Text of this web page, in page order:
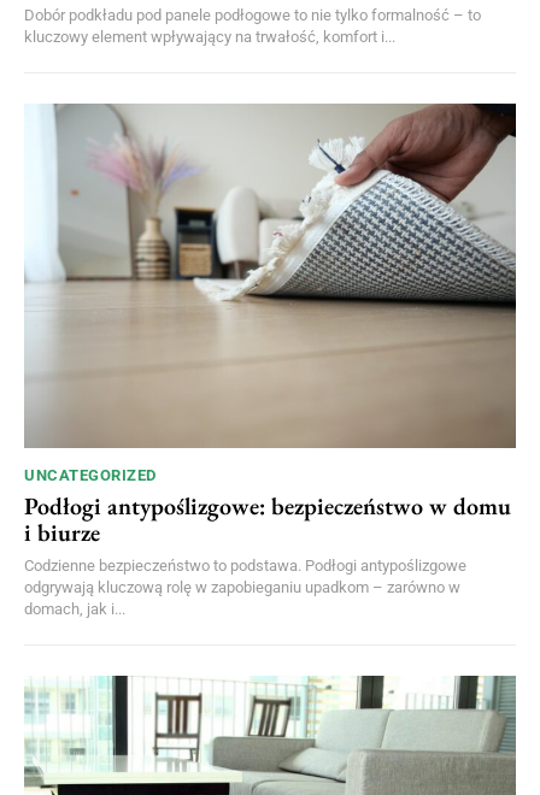
Dobór podkładu pod panele podłogowe to nie tylko formalność – to
kluczowy element wpływający na trwałość, komfort i...
UNCATEGORIZED
Podłogi antypoślizgowe: bezpieczeństwo w domu
i biurze
Codzienne bezpieczeństwo to podstawa. Podłogi antypoślizgowe
odgrywają kluczową rolę w zapobieganiu upadkom – zarówno w
domach, jak i...